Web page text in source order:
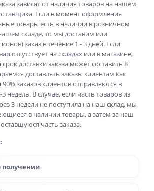
зависят от наличия товаров на нашем
Если в момент оформления
товары есть в наличии в розничном
складе, то мы доставим или
заказ в течение 1 - 3 дней. Если
отсутствует на складах или в магазине,
доставки заказа может составить 8
доставлять заказы клиентам как
заказов клиентов отправляются в
недель. В случае, если часть товаров из
3 недели не поступила на наш склад, мы
в наличии товары, а затем за наш
часть заказа.
получении